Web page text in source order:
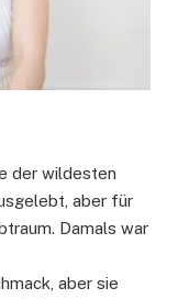
der wildesten
aber für
Damals war
aber sie